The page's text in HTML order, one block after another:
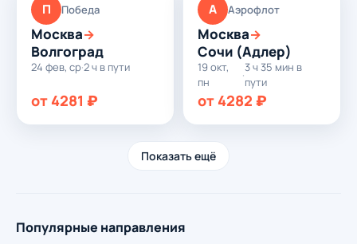
П Победа
Москва→
Волгоград
24 фев, ср·2 ч в пути
от 4281 ₽
А Аэрофлот
Москва→
Сочи (Адлер)
19 окт,
пн
·
3 ч 35 мин в
пути
от 4282 ₽
Показать ещё
Популярные направления